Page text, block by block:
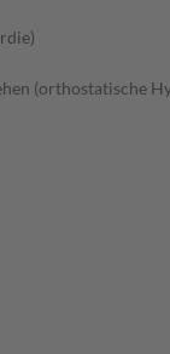
(orthostatische